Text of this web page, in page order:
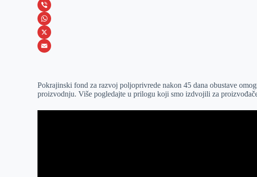
c
e
b
o
e
s
s
e
e
r
L
i
n
k
I
n
V
i
b
W
h
s
A
X
a
i
Pokrajinski fond za razvoj poljoprivrede nakon 45 dana obustave
proizvodnju. Više pogledajte u prilogu koji smo izdvojili za